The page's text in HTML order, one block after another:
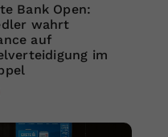
Bank Open:
wahrt
auf
im